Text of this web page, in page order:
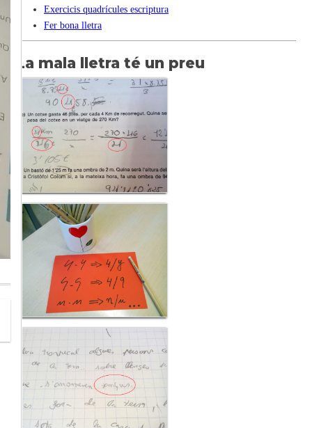
Exercicis quadrícules escriptura
Fer bona lletra
La mala lletra té un preu